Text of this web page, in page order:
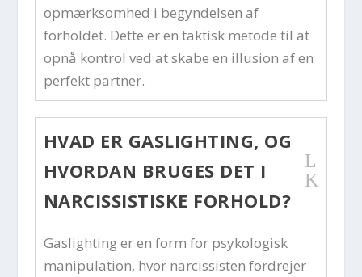
opmærksomhed i begyndelsen af
forholdet. Dette er en taktisk metode til at
opnå kontrol ved at skabe en illusion af en
perfekt partner.
HVAD ER GASLIGHTING, OG
HVORDAN BRUGES DET I
NARCISSISTISKE FORHOLD?
L
K
Gaslighting er en form for psykologisk
manipulation, hvor narcissisten fordrejer